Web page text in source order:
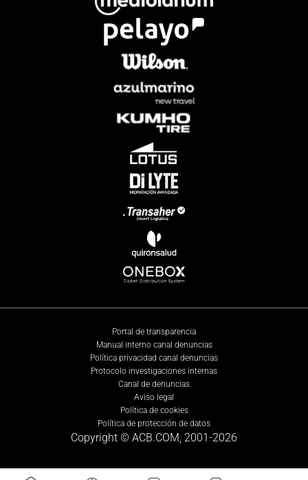
Portal de transparencia
Manual interno canal denuncias
Política privacidad canal denuncias
Protocolo investigaciones internas
Canal de denuncias
Aviso legal
Política de cookies
Política de protección de datos
Copyright © ACB.COM, 2001-2026